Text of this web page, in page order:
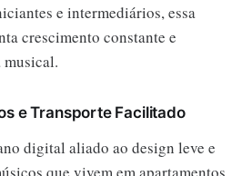
e intermediários, essa
crescimento constante e
e Transporte Facilitado
digital aliado ao design leve e